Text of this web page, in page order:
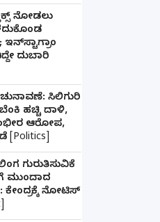
ನೋಡಲು
ಇನ್‌ಸ್ಟಾಗ್ರಾಂ
ದುಬಾರಿ
ಸಿಲಿಗುರಿ
ಹಚ್ಚಿ ದಾಳಿ,
ಆರೋಪ,
ಗುರುತಿಸುವಿಕೆ
ಮುಂದಾದ
ಕೇಂದ್ರಕ್ಕೆ ನೋಟಿಸ್